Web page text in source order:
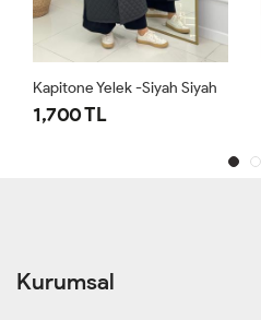
Kapitone Yelek -Siyah Siyah
1,700 TL
Kurumsal